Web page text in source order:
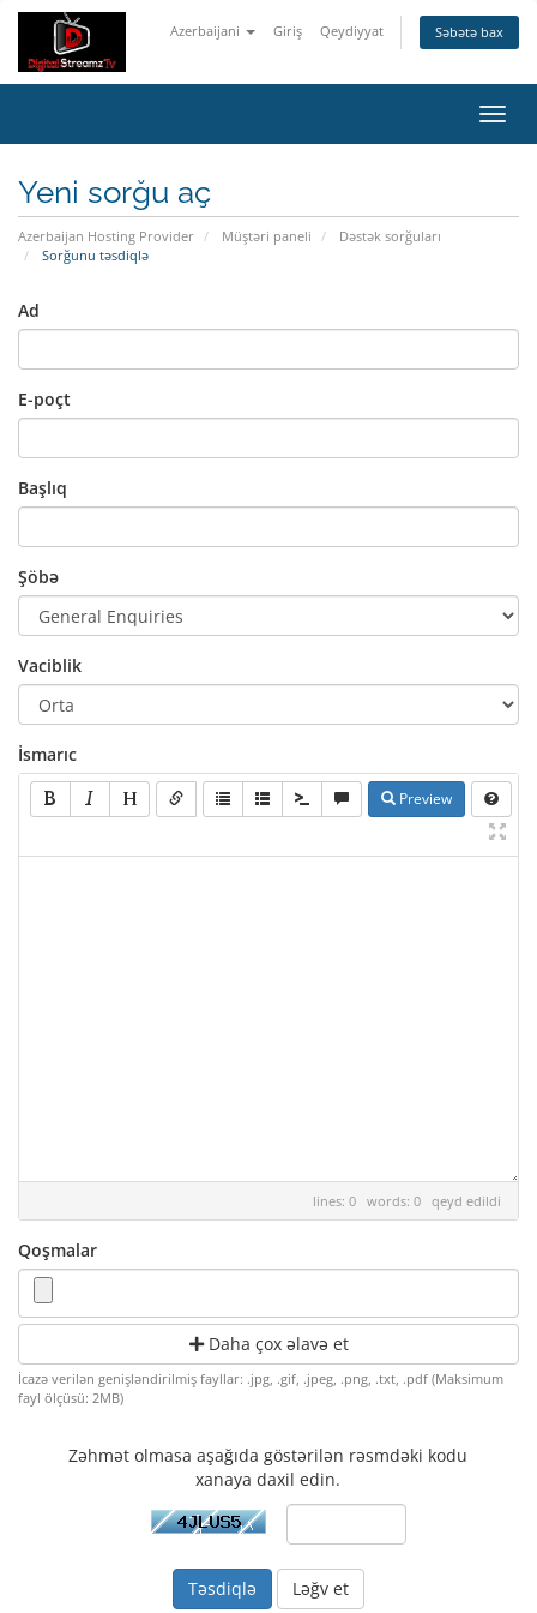
Azerbaijani Giriş Qeydiyyat Səbətə bax
keçid
Yeni sorğu aç
Azerbaijan Hosting Provider Müştəri paneli
Dəstək sorğuları
Sorğunu təsdiqlə
Ad
E-poçt
Başlıq
Şöbə
Vaciblik
İsmarıc
Preview
lines: 0 words: 0 qeyd edildi
Qoşmalar
Daha çox əlavə et
İcazə verilən genişləndirilmiş fayllar: .jpg, .gif, .jpeg, .png, .txt, .pdf (Maksimum
fayl ölçüsü: 2MB)
Zəhmət olmasa aşağıda göstərilən rəsmdəki kodu
xanaya daxil edin.
Ləğv et